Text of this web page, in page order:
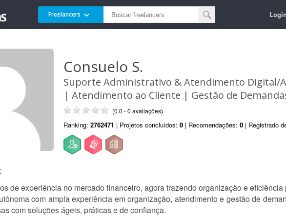
Freelancers Login
Consuelo S.
Suporte Administrativo & Atendimento Digital/
| Atendimento ao Cliente | Gestão de
(0.0 - 0 avaliações)
Ranking: 2762471 | Projetos concluídos: 0 | Recomendações: 0 | Registrado
de experiência no mercado financeiro, agora trazendo organização e eficiência
com ampla experiência em organização, atendimento e gestão de
com soluções ágeis, práticas e de confiança.